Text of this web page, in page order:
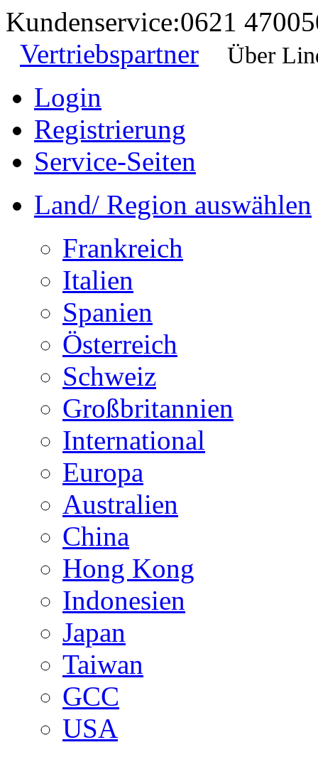
Kundenservice:0621
Vertriebspartner
Über
Login
Registrierung
Service-Seiten
Land/ Region auswählen
Frankreich
Italien
Spanien
Österreich
Schweiz
Großbritannien
International
Europa
Australien
China
Hong Kong
Indonesien
Japan
Taiwan
GCC
USA